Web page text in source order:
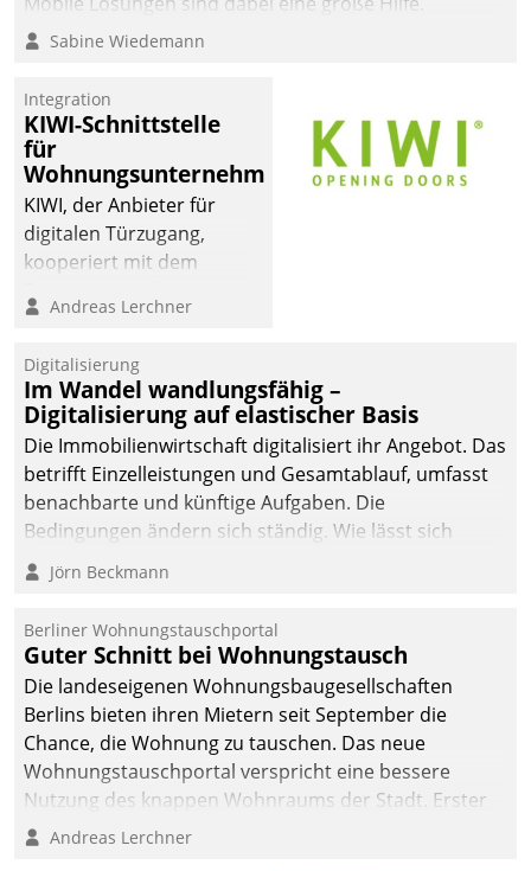
entschieden - als erstes
Unternehmen am
Sabine Wiedemann
Integration
KIWI-Schnittstelle
für
Wohnungsunternehmen
KIWI, der Anbieter für
digitalen Türzugang,
kooperiert mit dem
Softwareentwicklungshaus
Andreas Lerchner
Digitalisierung
Im Wandel wandlungsfähig –
Digitalisierung auf elastischer Basis
Die Immobilienwirtschaft digitalisiert ihr Angebot. Das
betrifft Einzelleistungen und Gesamtablauf, umfasst
benachbarte und künftige Aufgaben. Die
Bedingungen ändern sich ständig. Wie lässt sich
technisch die Kontrolle wahren und zugleich Freiraum
fürs Wachsen öffnen?
Jörn Beckmann
Berliner Wohnungstauschportal
Guter Schnitt bei Wohnungstausch
Die landeseigenen Wohnungsbaugesellschaften
Berlins bieten ihren Mietern seit September die
Chance, die Wohnung zu tauschen. Das neue
Wohnungstauschportal verspricht eine bessere
Nutzung des knappen Wohnraums der Stadt. Erster
Anwendungsfall für Datatrains Lösung API-Hub mit
Andreas Lerchner